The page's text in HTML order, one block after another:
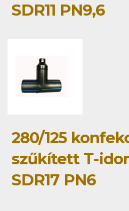
SDR11 PN9,6
280/125
szűkített T-
SDR17 PN6